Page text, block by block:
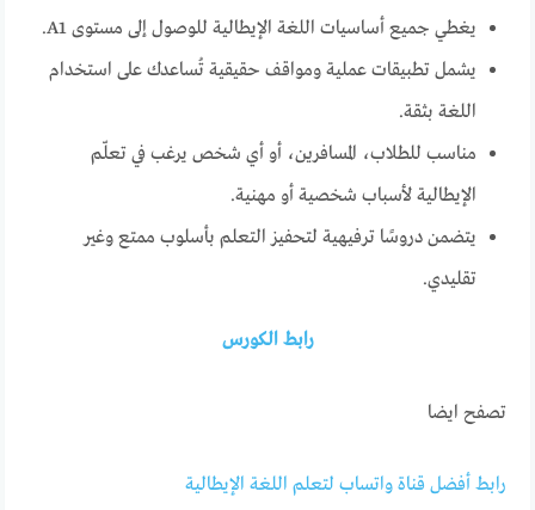
يغطي جميع أساسيات اللغة الإيطالية للوصول إلى مستوى A1.
يشمل تطبيقات عملية ومواقف حقيقية تُساعدك على استخدام
اللغة بثقة.
مناسب للطلاب، المسافرين، أو أي شخص يرغب في تعلّم
الإيطالية لأسباب شخصية أو مهنية.
يتضمن دروسًا ترفيهية لتحفيز التعلم بأسلوب ممتع وغير
تقليدي.
رابط الكورس
تصفح ايضا
رابط أفضل قناة واتساب لتعلم اللغة الإيطالية